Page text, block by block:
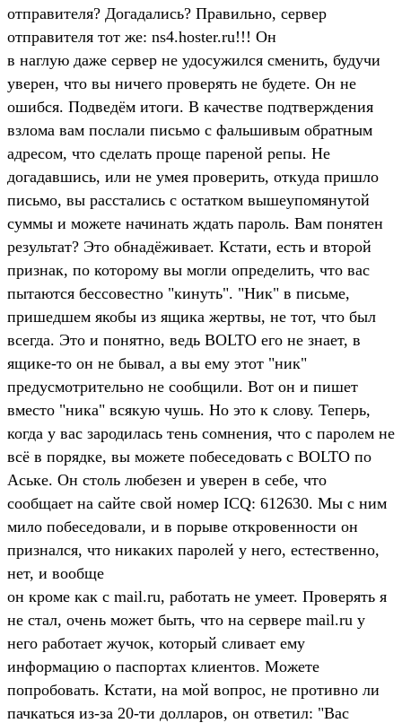
отправителя? Догадались? Правильно, сервер
отправителя тот же: ns4.hoster.ru!!! Он
в наглую даже сервер не удосужился сменить, будучи
уверен, что вы ничего проверять не будете. Он не
ошибся. Подведём итоги. В качестве подтверждения
взлома вам послали письмо с фальшивым обратным
адресом, что сделать проще пареной репы. Не
догадавшись, или не умея проверить, откуда пришло
письмо, вы расстались с остатком вышеупомянутой
суммы и можете начинать ждать пароль. Вам понятен
результат? Это обнадёживает. Кстати, есть и второй
признак, по которому вы могли определить, что вас
пытаются бессовестно "кинуть". "Ник" в письме,
пришедшем якобы из ящика жертвы, не тот, что был
всегда. Это и понятно, ведь BOLTO его не знает, в
ящике-то он не бывал, а вы ему этот "ник"
предусмотрительно не сообщили. Вот он и пишет
вместо "ника" всякую чушь. Но это к слову. Теперь,
когда у вас зародилась тень сомнения, что с паролем не
всё в порядке, вы можете побеседовать с BOLTO по
Аське. Он столь любезен и уверен в себе, что
сообщает на сайте свой номер ICQ: 612630. Мы с ним
мило побеседовали, и в порыве откровенности он
признался, что никаких паролей у него, естественно,
нет, и вообще
он кроме как с mail.ru, работать не умеет. Проверять я
не стал, очень может быть, что на сервере mail.ru у
него работает жучок, который сливает ему
информацию о паспортах клиентов. Можете
попробовать. Кстати, на мой вопрос, не противно ли
пачкаться из-за 20-ти долларов, он ответил: "Вас